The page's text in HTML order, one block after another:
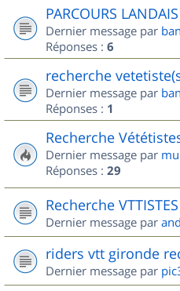
PARCOURS LANDAIS
Dernier message par
Réponses : 6
recherche
Dernier message par
Réponses : 1
Recherche
Dernier message par
Réponses : 29
Recherche
Dernier message par
riders vtt gironde
Dernier message par